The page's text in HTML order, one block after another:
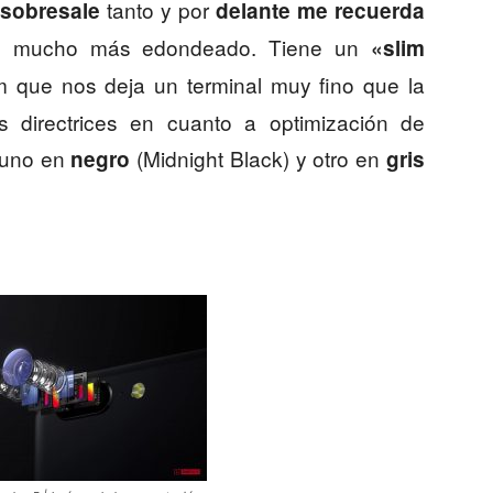
tanto y por delante me recuerda
más edondeado. Tiene un «slim
nos deja un terminal muy fino que la
en cuanto a optimización de
en negro (Midnight Black) y otro engris